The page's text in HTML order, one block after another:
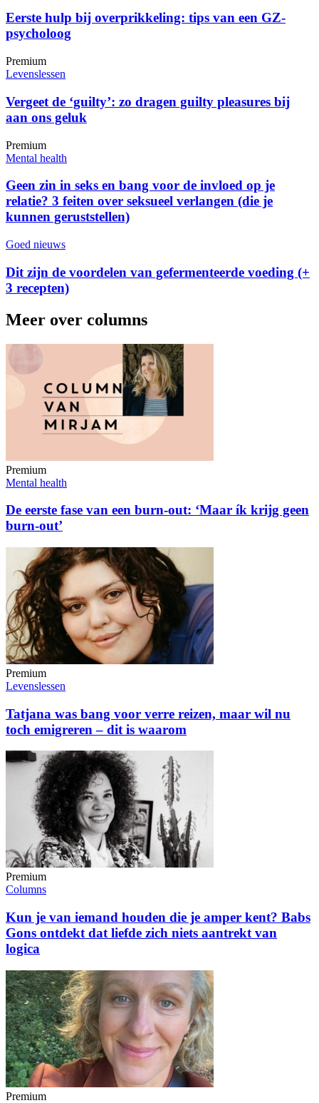
Eerste hulp bij overprikkeling: tips van een GZ-
psycholoog
Premium
Levenslessen
Vergeet de ‘guilty’: zo dragen guilty pleasures bij
aan ons geluk
Premium
Mental health
Geen zin in seks en bang voor de invloed op je
relatie? 3 feiten over seksueel verlangen (die je
kunnen geruststellen)
Goed nieuws
Dit zijn de voordelen van gefermenteerde voeding (+
3 recepten)
Meer over columns
Premium
Mental health
De eerste fase van een burn-out: ‘Maar ík krijg geen
burn-out’
Premium
Levenslessen
Tatjana was bang voor verre reizen, maar wil nu
toch emigreren – dit is waarom
Premium
Columns
Kun je van iemand houden die je amper kent? Babs
Gons ontdekt dat liefde zich niets aantrekt van
logica
Premium